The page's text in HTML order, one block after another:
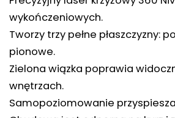
wykończeniowych.
Tworzy trzy pełne płaszczyzny:
pionowe.
Zielona wiązka poprawia
wnętrzach.
Samopoziomowanie